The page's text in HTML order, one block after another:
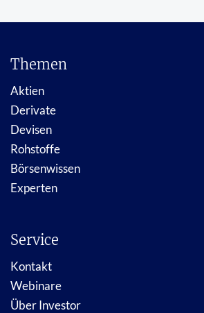
Themen
Aktien
Derivate
Devisen
Rohstoffe
Börsenwissen
Experten
Service
Kontakt
Webinare
Über Investor